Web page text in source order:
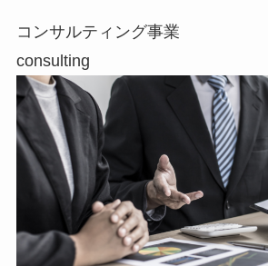
コンサルティング事業
consulting